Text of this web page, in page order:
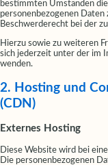
bestimmten Umständen
personenbezogenen
Beschwerderecht bei der
Hierzu sowie zu weiteren
sich jederzeit unter der im
wenden.
2. Hosting und
(CDN)
Externes Hosting
Diese Website wird bei
Die personenbezogenen